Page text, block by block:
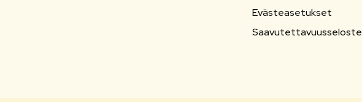
Evästeasetukset
Saavutettavuusseloste